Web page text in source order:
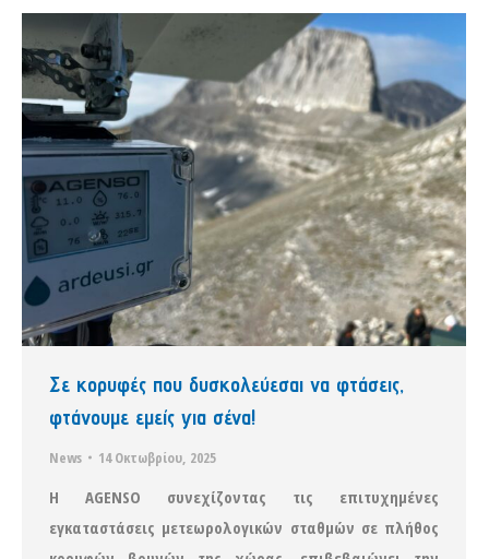
Σε κορυφές που δυσκολεύεσαι να φτάσεις,
φτάνουμε εμείς για σένα!
News 14 Οκτωβρίου, 2025
Η AGENSO συνεχίζοντας τις επιτυχημένες
εγκαταστάσεις μετεωρολογικών σταθμών σε πλήθος